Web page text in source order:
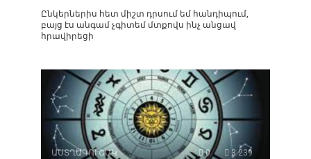
Ընկերներիս հետ միշտ դրսում եմ հանդիպում,
բայց էս անգամ չգիտեմ մտքովս ինչ անցավ
հրավիրեցի
ԱՍՏՂԱԳՈՒՇԱԿ 0 3 239